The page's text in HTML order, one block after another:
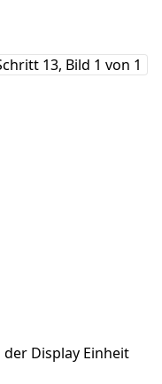
Display Einheit